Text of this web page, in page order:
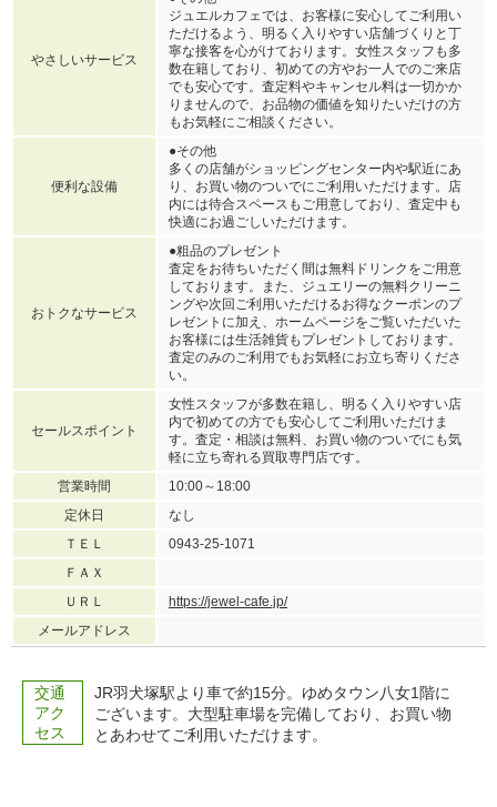
やさしいサービス
ジュエルカフェでは、お客様に安心してご利用い
ただけるよう、明るく入りやすい店舗づくりと丁
寧な接客を心がけております。女性スタッフも多
数在籍しており、初めての方やお一人でのご来店
でも安心です。査定料やキャンセル料は一切かか
りませんので、お品物の価値を知りたいだけの方
もお気軽にご相談ください。
便利な設備
●その他
多くの店舗がショッピングセンター内や駅近にあ
り、お買い物のついでにご利用いただけます。店
内には待合スペースもご用意しており、査定中も
快適にお過ごしいただけます。
おトクなサービス
●粗品のプレゼント
査定をお待ちいただく間は無料ドリンクをご用意
しております。また、ジュエリーの無料クリーニ
ングや次回ご利用いただけるお得なクーポンのプ
レゼントに加え、ホームページをご覧いただいた
お客様には生活雑貨もプレゼントしております。
査定のみのご利用でもお気軽にお立ち寄りくださ
い。
セールスポイント
女性スタッフが多数在籍し、明るく入りやすい店
内で初めての方でも安心してご利用いただけま
す。査定・相談は無料、お買い物のついでにも気
軽に立ち寄れる買取専門店です。
営業時間
10:00～18:00
定休日
なし
ＴＥＬ
0943-25-1071
ＦＡＸ
ＵＲＬ
https://jewel-cafe.jp/
メールアドレス
交通
アク
セス
JR羽犬塚駅より車で約15分。ゆめタウン八女1階に
ございます。大型駐車場を完備しており、お買い物
とあわせてご利用いただけます。